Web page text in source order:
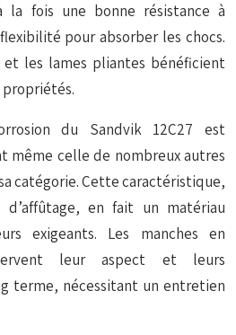
la fois une bonne résistance à
pour absorber les chocs.
et les lames pliantes bénéficient
du Sandvik 12C27 est
même celle de nombreux autres
catégorie. Cette caractéristique,
en fait un matériau
exigeants. Les manches en
leur aspect et leurs
terme, nécessitant un entretien